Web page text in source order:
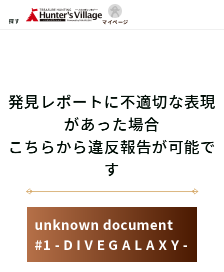
探す マイページ
発見レポートに不適切な表現
があった場合
こちらから違反報告が可能で
す
unknown document
#1 - D I V E G A L A X Y -